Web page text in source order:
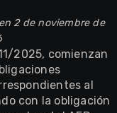
2 de noviembre de
2025, comienzan
al
con la obligación